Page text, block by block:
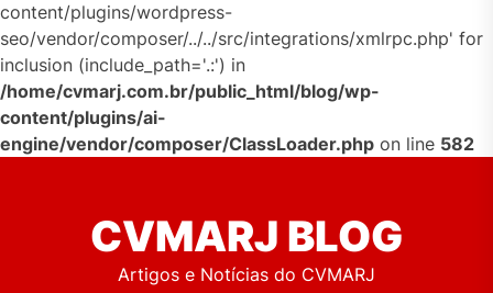
content/plugins/wordpress-
seo/vendor/composer/../../src/integrations/xmlrpc.php' for
inclusion (include_path='.:') in
/home/cvmarj.com.br/public_html/blog/wp-
content/plugins/ai-
engine/vendor/composer/ClassLoader.php on line 582
CVMARJ BLOG
Artigos e Notícias do CVMARJ